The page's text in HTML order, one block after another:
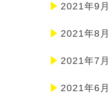
2021年9月
2021年8月
2021年7月
2021年6月